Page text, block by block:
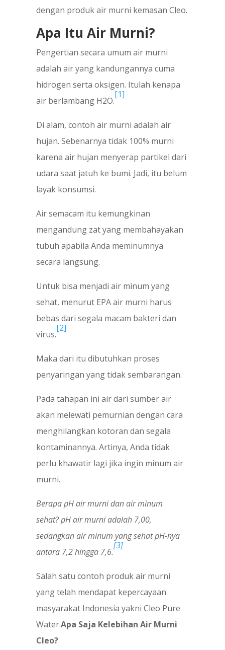
dengan produk air murni kemasan Cleo.
Apa Itu Air Murni?
Pengertian secara umum air murni
adalah air yang kandungannya cuma
hidrogen serta oksigen. Itulah kenapa
air berlambang H2O.
[1]
Di alam, contoh air murni adalah air
hujan. Sebenarnya tidak 100% murni
karena air hujan menyerap partikel dari
udara saat jatuh ke bumi. Jadi, itu belum
layak konsumsi.
Air semacam itu kemungkinan
mengandung zat yang membahayakan
tubuh apabila Anda meminumnya
secara langsung.
Untuk bisa menjadi air minum yang
sehat, menurut EPA air murni harus
bebas dari segala macam bakteri dan
virus.
[2]
Maka dari itu dibutuhkan proses
penyaringan yang tidak sembarangan.
Pada tahapan ini air dari sumber air
akan melewati pemurnian dengan cara
menghilangkan kotoran dan segala
kontaminannya. Artinya, Anda tidak
perlu khawatir lagi jika ingin minum air
murni.
Berapa pH air murni dan air minum
sehat?pH air murni adalah7,00,
sedangkan air minum yang sehat pH-nya
antara 7,2 hingga 7,6.
[3]
Salah satu contoh produk air murni
yang telah mendapat kepercayaan
masyarakat Indonesia yakni Cleo Pure
Water.Apa Saja Kelebihan Air Murni
Cleo?